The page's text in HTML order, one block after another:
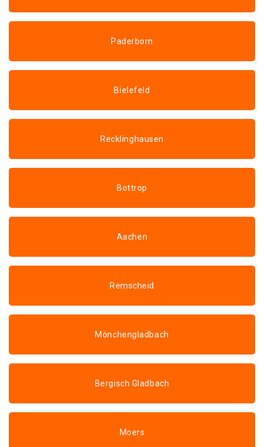
Paderborn
Bielefeld
Recklinghausen
Bottrop
Aachen
Remscheid
Mönchengladbach
Bergisch Gladbach
Moers